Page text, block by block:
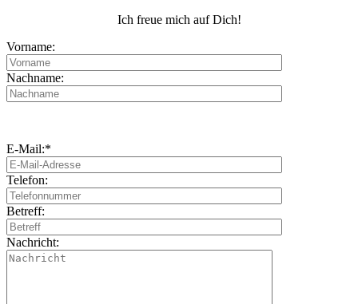
Ich freue mich auf Dich!
Vorname:
Nachname:
E-Mail:*
Telefon:
Betreff:
Nachricht: